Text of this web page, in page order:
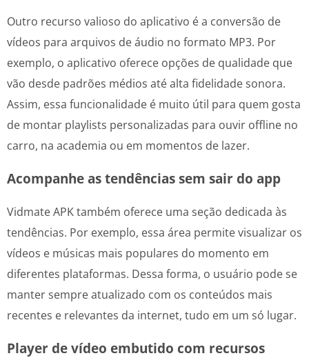
Outro recurso valioso do aplicativo é a conversão de
vídeos para arquivos de áudio no formato MP3. Por
exemplo, o aplicativo oferece opções de qualidade que
vão desde padrões médios até alta fidelidade sonora.
Assim, essa funcionalidade é muito útil para quem gosta
de montar playlists personalizadas para ouvir offline no
carro, na academia ou em momentos de lazer.
Acompanhe as tendências sem sair do app
Vidmate APK também oferece uma seção dedicada às
tendências. Por exemplo, essa área permite visualizar os
vídeos e músicas mais populares do momento em
diferentes plataformas. Dessa forma, o usuário pode se
manter sempre atualizado com os conteúdos mais
recentes e relevantes da internet, tudo em um só lugar.
Player de vídeo embutido com recursos